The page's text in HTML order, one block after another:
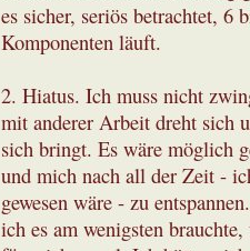
es sicher, seriös betrachtet, 6
Komponenten läuft.
2. Hiatus. Ich muss nicht
mit anderer Arbeit dreht sich
sich bringt. Es wäre möglich
und mich nach all der Zeit -
gewesen wäre - zu
ich es am wenigsten